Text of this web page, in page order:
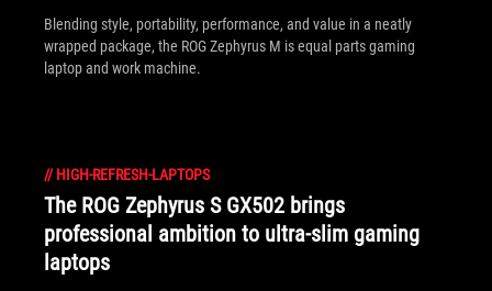
Blending style, portability, performance, and value in a neatly
wrapped package, the ROG Zephyrus M is equal parts gaming
laptop and work machine.
// HIGH-REFRESH-LAPTOPS
The ROG Zephyrus S GX502 brings
professional ambition to ultra-slim gaming
laptops